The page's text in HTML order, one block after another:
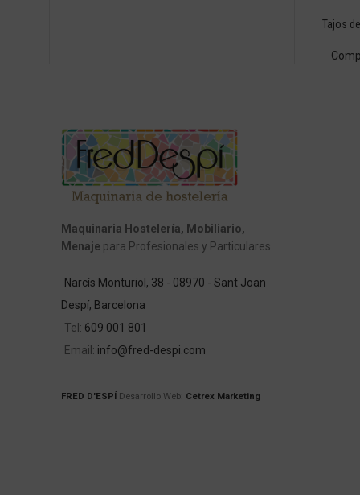
Tajos
Maquinaria Hostelería, Mobiliario,
Menaje para Profesionales y Particulares.
Narcís Monturiol, 38 - 08970 - Sant Joan
Despí, Barcelona
Tel: 609 001 801
Email: info@fred-despi.com
FRED D'ESPÍ Desarrollo Web: Cetrex Marketing